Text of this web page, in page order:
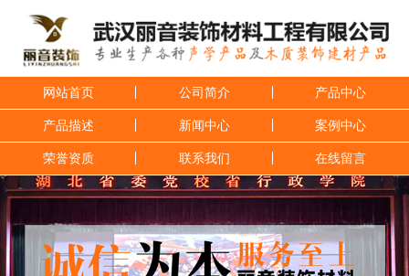
网站首页 公司简介 产品中心
产品描述 新闻中心 案例中心
荣誉资质 联系我们 在线留言